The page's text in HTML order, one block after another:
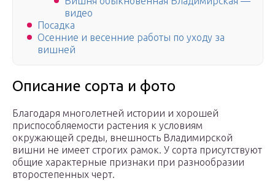
видео
Посадка
Осенние и весенние работы по уходу за
вишней
Описание сорта и фото
Благодаря многолетней истории и хорошей
приспособляемости растения к условиям
окружающей среды, внешность Владимирской
вишни не имеет строгих рамок. У сорта присутствуют
общие характерные признаки при разнообразии
второстепенных черт.